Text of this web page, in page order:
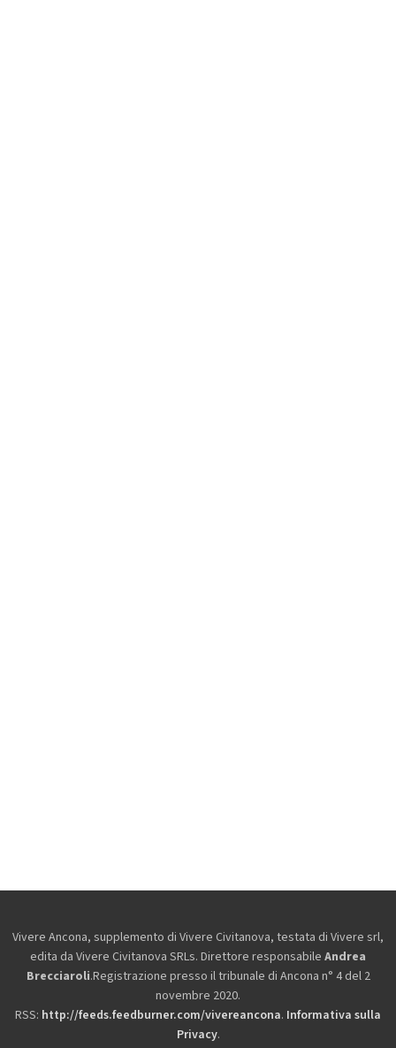
Vivere Ancona, supplemento di Vivere Civitanova, testata di Vivere srl,
edita da Vivere Civitanova SRLs. Direttore responsabile Andrea
Brecciaroli.Registrazione presso il tribunale di Ancona n° 4 del 2
novembre 2020.
RSS: http://feeds.feedburner.com/vivereancona. Informativa sulla
Privacy.